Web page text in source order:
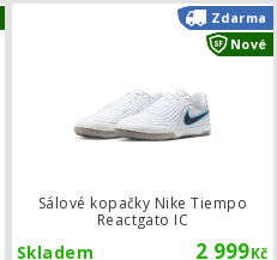
Kopačky Nike Tiempo Maestro
Sálové kopačky Nike Tiempo
Reactgato IC
2 999Kč
Skladem
Zdarma
Nové